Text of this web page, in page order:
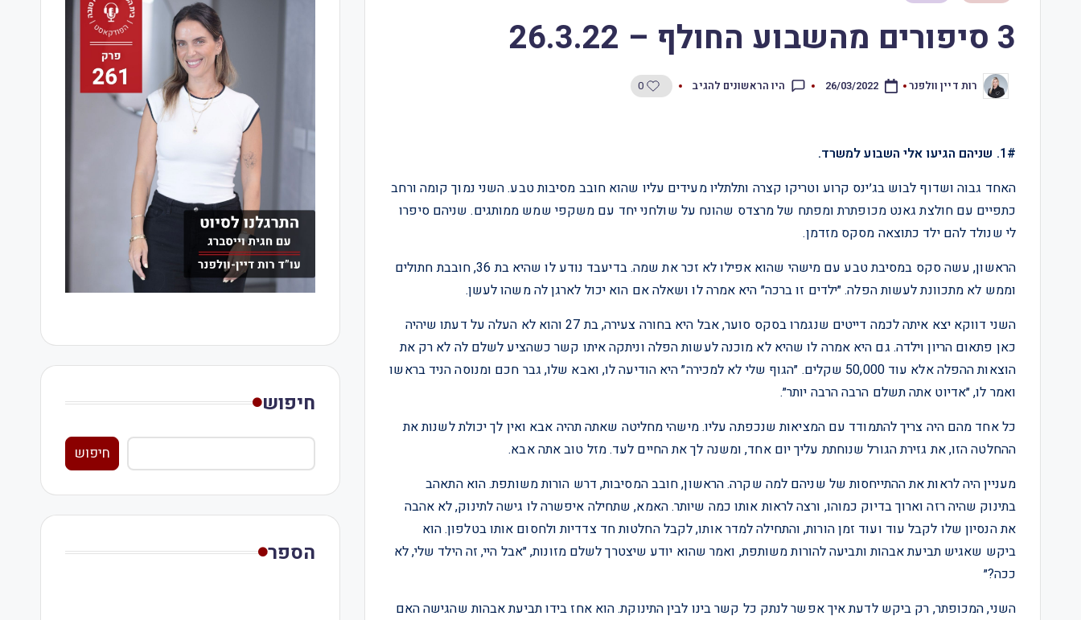
3 סיפורים מהשבוע החולף – 26.3.22
רות דיין וולפנר 26/03/2022 היו הראשונים להגיב 0
1#. שניהם הגיעו אלי השבוע למשרד.
האחד גבוה ושדוף לבוש בג׳ינס קרוע וטריקו קצרה ותלתליו מעידים עליו שהוא חובב מסיבות טבע. השני נמוך קומה ורחב
כתפיים עם חולצת גאנט מכופתרת ומפתח של מרצדס שהונח על שולחני יחד עם משקפי שמש ממותגים. שניהם סיפרו
לי שנולד להם ילד כתוצאה מסקס מזדמן.
הראשון, עשה סקס במסיבת טבע עם מישהי שהוא אפילו לא זכר את שמה. בדיעבד נודע לו שהיא בת 36, חובבת חתולים
וממש לא מתכוונת לעשות הפלה. ״ילדים זו ברכה״ היא אמרה לו ושאלה אם הוא יכול לארגן לה משהו לעשן.
השני דווקא יצא איתה לכמה דייטים שנגמרו בסקס סוער, אבל היא בחורה צעירה, בת 27 והוא לא העלה על דעתו שיהיה
כאן פתאום הריון וילדה. גם היא אמרה לו שהיא לא מוכנה לעשות הפלה וניתקה איתו קשר כשהציע לשלם לה לא רק את
הוצאות ההפלה אלא עוד 50,000 שקלים. ״הגוף שלי לא למכירה״ היא הודיעה לו, ואבא שלו, גבר חכם ומנוסה הניד בראשו
ואמר לו, ״אדיוט אתה תשלם הרבה הרבה יותר״.
כל אחד מהם היה צריך להתמודד עם המציאות שנכפתה עליו. מישהי מחליטה שאתה תהיה אבא ואין לך יכולת לשנות את
ההחלטה הזו, את גזירת הגורל שנוחתת עליך יום אחד, ומשנה לך את החיים לעד. מזל טוב אתה אבא.
מעניין היה לראות את ההתייחסות של שניהם למה שקרה. הראשון, חובב המסיבות, דרש הורות משותפת. הוא התאהב
בתינוק שהיה רזה וארוך בדיוק כמוהו, ורצה לראות אותו כמה שיותר. האמא, שתחילה איפשרה לו גישה לתינוק, לא אהבה
את הנסיון שלו לקבל עוד ועוד זמן הורות, והתחילה למדר אותו, לקבל החלטות חד צדדיות ולחסום אותו בטלפון. הוא
ביקש שאגיש תביעת אבהות ותביעה להורות משותפת, ואמר שהוא יודע שיצטרך לשלם מזונות, ״אבל היי, זה הילד שלי, לא
ככה?״
השני, המכופתר, רק ביקש לדעת איך אפשר לנתק כל קשר בינו לבין התינוקת. הוא אחז בידו תביעת אבהות שהגישה האם
חיפוש
חיפוש
הספר